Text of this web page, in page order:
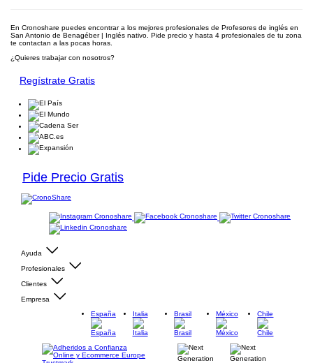
En Cronoshare puedes encontrar a los mejores profesionales de Profesores de inglés en
San Antonio de Benagéber | Inglés nativo. Pide precio y hasta 4 profesionales de tu zona
te contactan a las pocas horas.
¿Quieres trabajar con nosotros?
Regístrate Gratis
Pide Precio Gratis
Ayuda
Profesionales
Clientes
Empresa
España
Italia Brasil México Chile